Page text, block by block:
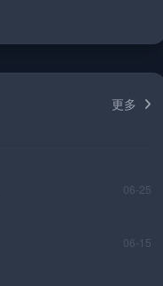
更多
06-25
06-15